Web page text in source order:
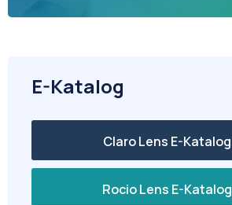
E-Katalog
Claro Lens E-Katalog
Rocio Lens E-Katalog